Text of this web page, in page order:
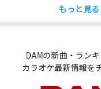
もっと見る
DAMの新曲・ラン
カラオケ最新情報を